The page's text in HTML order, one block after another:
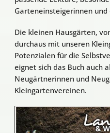
Garteneinsteigerinnen und
Die kleinen Hausgärten,
durchaus mit unseren
Potenzialen für die
eignet sich das Buch auch
Neugärtnerinnen und
Kleingartenvereinen.